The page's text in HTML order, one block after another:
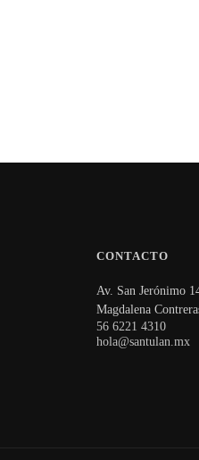
CONTACTO
Av. San Jerónimo
Magdalena
56 6221 4310
hola@santulan.mx